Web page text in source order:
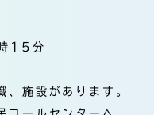
15分
施設があります。